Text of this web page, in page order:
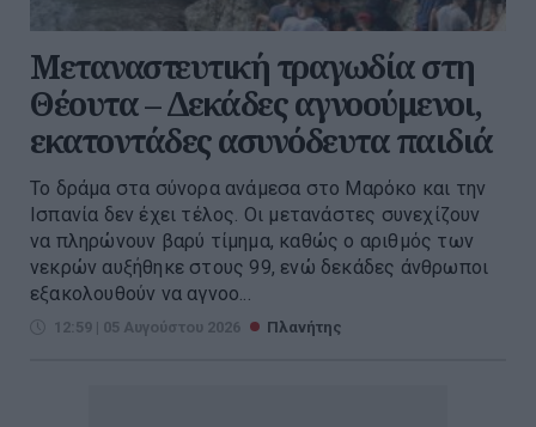
Μεταναστευτική τραγωδία στη
Θέουτα – Δεκάδες αγνοούμενοι,
εκατοντάδες ασυνόδευτα παιδιά
Το δράμα στα σύνορα ανάμεσα στο Μαρόκο και την
Ισπανία δεν έχει τέλος. Οι μετανάστες συνεχίζουν
να πληρώνουν βαρύ τίμημα, καθώς ο αριθμός των
νεκρών αυξήθηκε στους 99, ενώ δεκάδες άνθρωποι
εξακολουθούν να αγνοο...
12:59 | 05 Αυγούστου 2026 Πλανήτης